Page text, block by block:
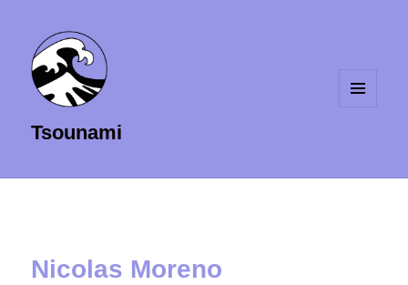
Tsounami
Nicolas Moreno